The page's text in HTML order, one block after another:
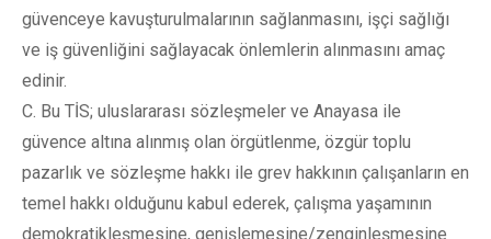
güvenceye kavuşturulmalarının sağlanmasını, işçi sağlığı
ve iş güvenliğini sağlayacak önlemlerin alınmasını amaç
edinir.
C. Bu TİS; uluslararası sözleşmeler ve Anayasa ile
güvence altına alınmış olan örgütlenme, özgür toplu
pazarlık ve sözleşme hakkı ile grev hakkının çalışanların en
temel hakkı olduğunu kabul ederek, çalışma yaşamının
demokratikleşmesine, genişlemesine/zenginleşmesine